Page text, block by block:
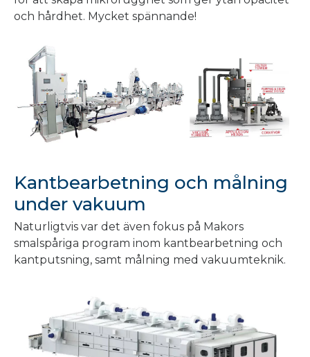
och hårdhet. Mycket spännande!
Kantbearbetning och målning
under vakuum
Naturligtvis var det även fokus på Makors
smalspåriga program inom kantbearbetning och
kantputsning, samt målning med vakuumteknik.